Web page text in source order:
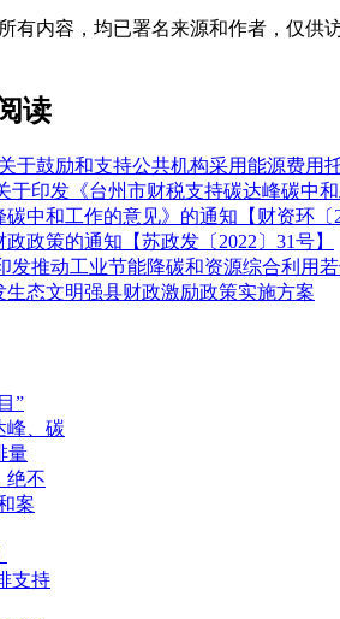
有内容，均已署名来源和作者，仅
读
于鼓励和支持公共机构采用能源费用
于印发《台州市财税支持碳达峰碳中
中和工作的意见》的通知【财资环〔
政策的通知【苏政发〔2022〕31号】
推动工业节能降碳和资源综合利用
态文明强县财政激励政策实施方案
”
峰、碳
量
绝不
案
支持